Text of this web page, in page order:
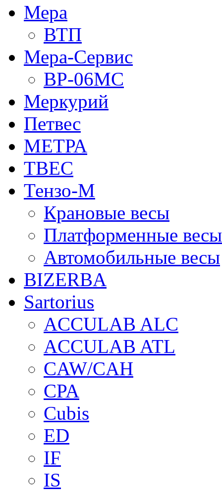
Мера
ВТП
Мера-Сервис
ВР-06МС
Меркурий
Петвес
МЕТРА
ТВЕС
Тензо-М
Крановые весы
Платформенные весы
Автомобильные весы
BIZERBA
Sartorius
ACCULAB ALC
ACCULAB ATL
CAW/CAH
CPA
Cubis
ED
IF
IS